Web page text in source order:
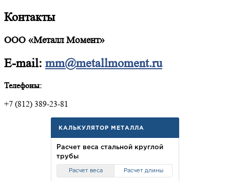
Контакты
ООО «Металл Момент»
E-mail: mm@metallmoment.ru
Телефоны:
+7 (812) 389-23-81